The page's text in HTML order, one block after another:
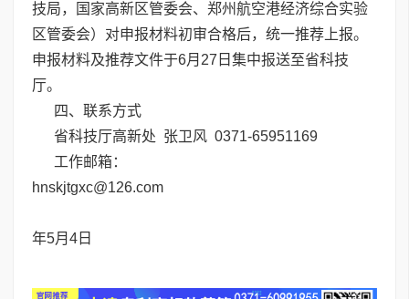
技局，国家高新区管委会、郑州航空港经济综合实验
区管委会）对申报材料初审合格后，统一推荐上报。
申报材料及推荐文件于6月27日集中报送至省科技
厅。
四、联系方式
省科技厅高新处 张卫风 0371-65951169
工作邮箱：
hnskjtgxc@126.com
年5月4日